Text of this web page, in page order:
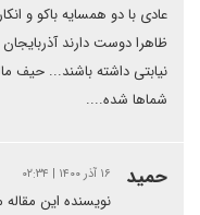
عادی با دو همسایه باکو و
ظاهرا دوست دارند
نیابتی داشته باشند... حیف
شماها شده....
حمید ۱۶ آذر ۱۴۰۰ | ۰۲:۳۴
نویسنده این